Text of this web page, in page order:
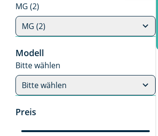
MG (2)
MG (2)
Modell
Bitte wählen
Bitte wählen
Preis